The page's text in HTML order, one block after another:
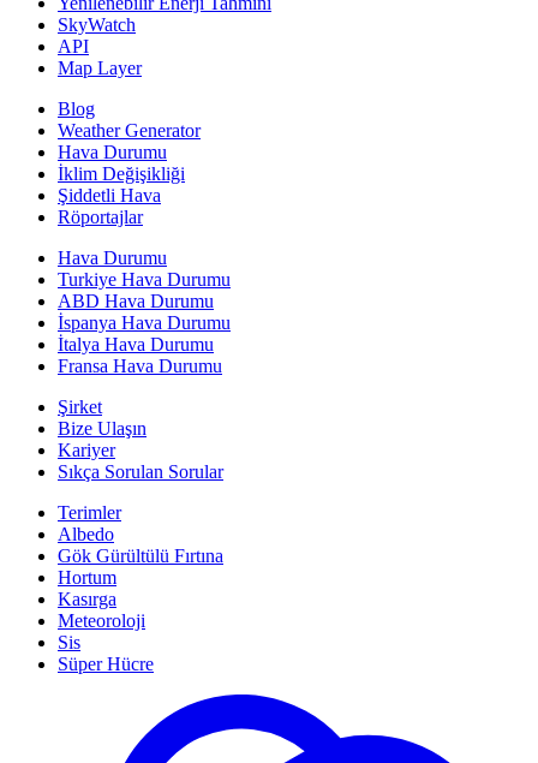
SkyWatch
API
Map Layer
Blog
Weather Generator
Hava Durumu
İklim Değişikliği
Şiddetli Hava
Röportajlar
Hava Durumu
Turkiye Hava Durumu
ABD Hava Durumu
İspanya Hava Durumu
İtalya Hava Durumu
Fransa Hava Durumu
Şirket
Bize Ulaşın
Kariyer
Sıkça Sorulan Sorular
Terimler
Albedo
Gök Gürültülü Fırtına
Hortum
Kasırga
Meteoroloji
Sis
Süper Hücre